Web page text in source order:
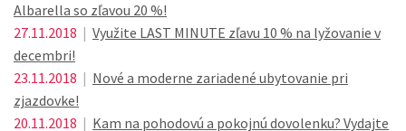
Albarella so zľavou 20 %!
27.11.2018 | Využite LAST MINUTE zľavu 10 % na lyžovanie v
decembri!
23.11.2018 | Nové a moderne zariadené ubytovanie pri
zjazdovke!
20.11.2018 | Kam na pohodovú a pokojnú dovolenku? Vydajte